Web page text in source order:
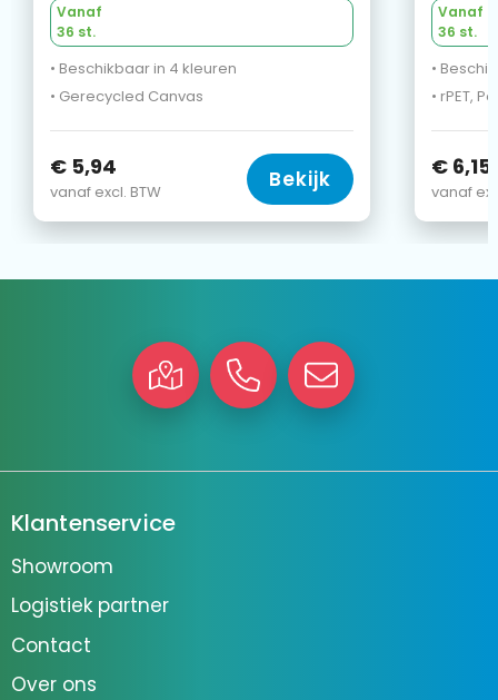
Vanaf
36 st.
• Beschikbaar in 4 kleuren
• Gerecycled Canvas
€ 5,94
vanaf excl. BTW Bekijk
Vanaf
36 st.
•
• rPET,
€ 6,15
vanaf
Klantenservice
Showroom
Logistiek partner
Contact
Over ons